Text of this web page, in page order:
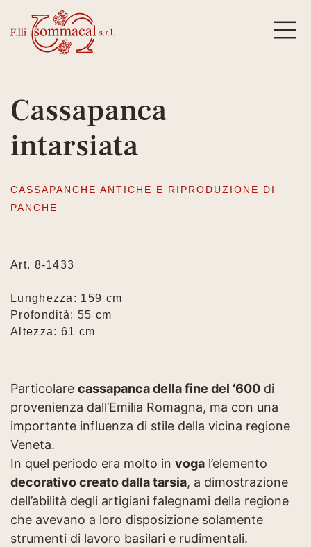
Cassapanca
intarsiata
CASSAPANCHE ANTICHE E RIPRODUZIONE DI
PANCHE
Art. 8-1433
Lunghezza: 159 cm
Profondità: 55 cm
Altezza: 61 cm
Particolare cassapanca della fine del ‘600 di
provenienza dall’Emilia Romagna, ma con una
importante influenza di stile della vicina regione
Veneta.
In quel periodo era molto in voga l’elemento
decorativo creato dalla tarsia, a dimostrazione
dell’abilità degli artigiani falegnami della regione
che avevano a loro disposizione solamente
strumenti di lavoro basilari e rudimentali.